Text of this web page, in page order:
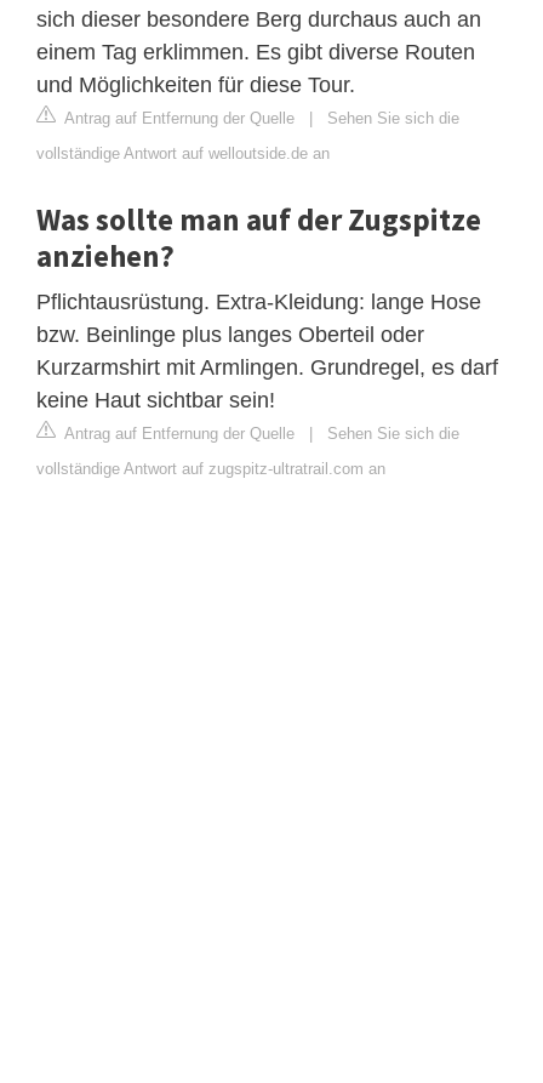
sich dieser besondere Berg durchaus auch an
einem Tag erklimmen. Es gibt diverse Routen
und Möglichkeiten für diese Tour.
Antrag auf Entfernung der Quelle | Sehen Sie sich die
vollständige Antwort auf welloutside.de an
Was sollte man auf der Zugspitze
anziehen?
Pflichtausrüstung. Extra-Kleidung: lange Hose
bzw. Beinlinge plus langes Oberteil oder
Kurzarmshirt mit Armlingen. Grundregel, es darf
keine Haut sichtbar sein!
Antrag auf Entfernung der Quelle | Sehen Sie sich die
vollständige Antwort auf zugspitz-ultratrail.com an